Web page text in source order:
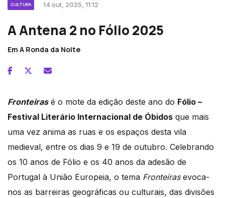
CULTURA 14 out, 2025, 11:12
A Antena 2 no Fólio 2025
Em A Ronda da Noite
Fronteirasé o mote da edição deste ano do Fólio –
Festival Literário Internacional de Óbidos que mais
uma vez anima as ruas e os espaços desta vila
medieval, entre os dias 9 e 19 de outubro. Celebrando
os 10 anos de Fólio e os 40 anos da adesão de
Portugal à União Europeia, o tema Fronteirasevoca-
nos as barreiras geográficas ou culturais, das divisões